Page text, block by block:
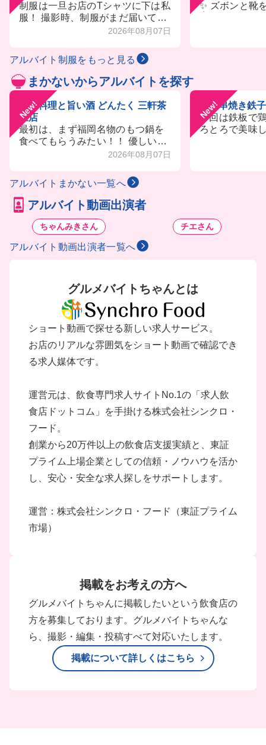
制服は一旦お店のTシャツに下は私
服！ 撮影時、制服がまだ届いてい
なくて撮れなかったけどキッチン
2026年08月07日
✨ ズボンと靴
アルバイト制服をもっと見る
まかないからアルバイトを探す
New!
九州料理と旨い酒 どんたく 三軒茶
屋店
最初は、まず福岡名物のもつ鍋を
食べてもらうみたい！！ 優しいお
出汁にぷりぷりのもつが最高すぎ
胡椒で食べるのが悶絶レベルで美
味しかったよ😂 慣れてきたら、完
全自由！ 好きな物食べていいし、
作りたい人が作るスタイルだから
好き嫌い多くてもダイエット中で
も安心🫶
2026年08月07日
New!
鉄板串焼き鉄子
今回は鉄板で
ろとろで美味
アルバイトまかない一覧へ
アルバイト動画出演者
ちゃんみきさん チエさん
アルバイト動画出演者一覧へ
グルメバイトちゃんとは
ショート動画で探せる新しい求人サービス。
お店のリアルな雰囲気をショート動画で確認でき
る求人媒体です。
運営元は、飲食専門求人サイトNo.1の「求人飲
食店ドットコム」を手掛ける株式会社シンクロ・
フード。
創業から20万件以上の飲食店支援実績と、東証
プライム上場企業としての信頼・ノウハウを活か
し、安心・安全な求人探しをサポートします。
運営：株式会社シンクロ・フード（東証プライム
市場）
掲載をお考えの方へ
グルメバイトちゃんに掲載したいという飲食店の
方を募集しております。グルメバイトちゃんな
ら、撮影・編集・投稿すべて対応いたします。
掲載について詳しくはこちら